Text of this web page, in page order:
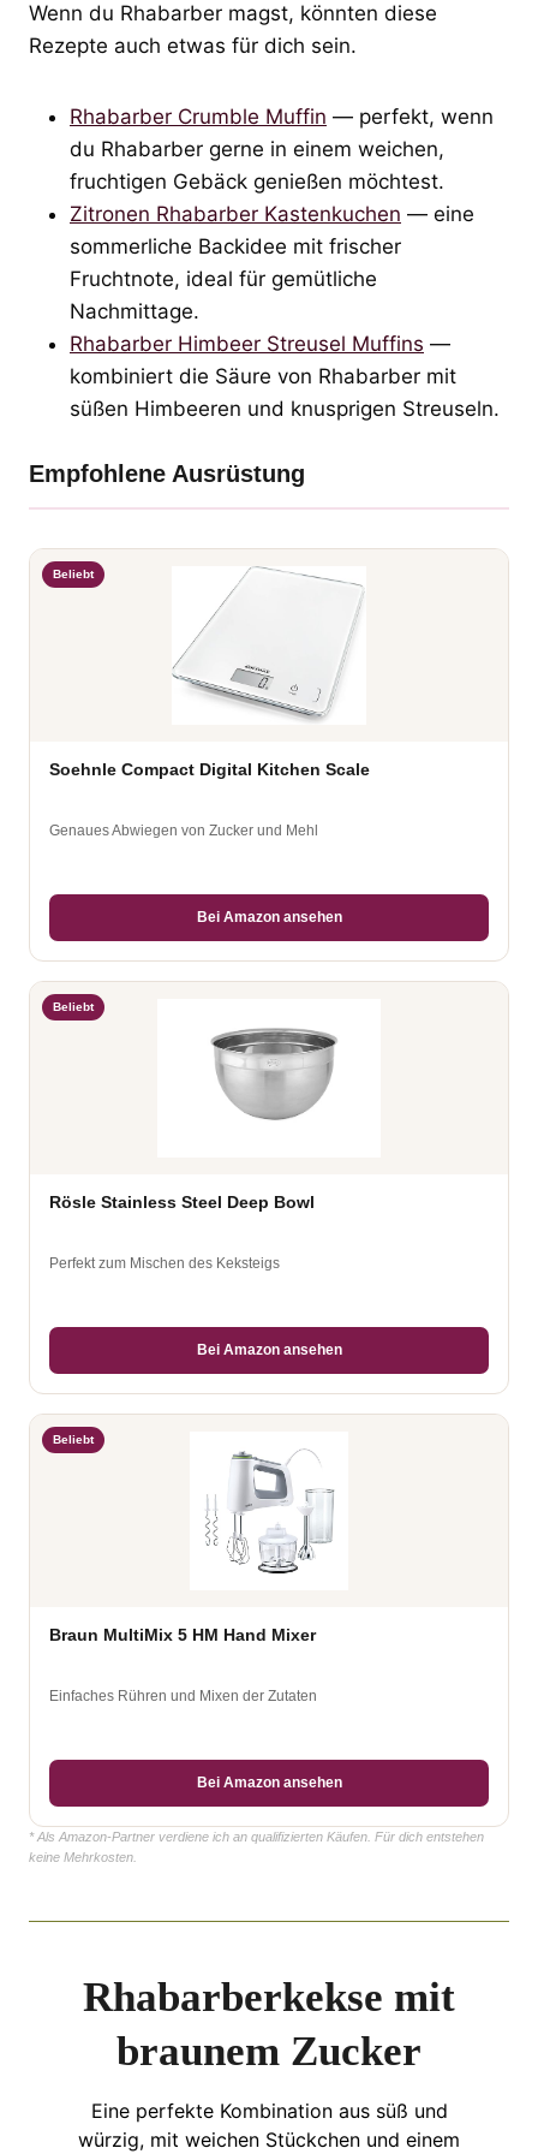
Wenn du Rhabarber magst, könnten diese
Rezepte auch etwas für dich sein.
Rhabarber Crumble Muffin — perfekt, wenn
du Rhabarber gerne in einem weichen,
fruchtigen Gebäck genießen möchtest.
Zitronen Rhabarber Kastenkuchen — eine
sommerliche Backidee mit frischer
Fruchtnote, ideal für gemütliche
Nachmittage.
Rhabarber Himbeer Streusel Muffins —
kombiniert die Säure von Rhabarber mit
süßen Himbeeren und knusprigen Streuseln.
Empfohlene Ausrüstung
Beliebt
Soehnle Compact Digital Kitchen Scale
Genaues Abwiegen von Zucker und Mehl
Bei Amazon ansehen
Beliebt
Rösle Stainless Steel Deep Bowl
Perfekt zum Mischen des Keksteigs
Bei Amazon ansehen
Beliebt
Braun MultiMix 5 HM Hand Mixer
Einfaches Rühren und Mixen der Zutaten
Bei Amazon ansehen
* Als Amazon-Partner verdiene ich an qualifizierten Käufen. Für dich entstehen
keine Mehrkosten.
Rhabarberkekse mit
braunem Zucker
Eine perfekte Kombination aus süß und
würzig, mit weichen Stückchen und einem